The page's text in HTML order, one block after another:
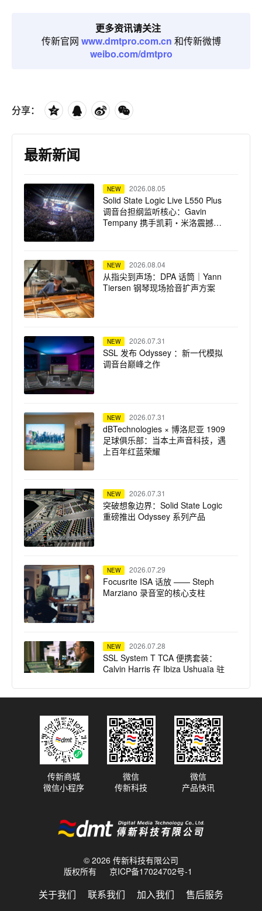
更多资讯请关注
传新官网 www.dmtpro.com.cn 和传新微博
weibo.com/dmtpro
分享：
最新新闻
NEW 2026.08.05
Solid State Logic Live L550 Plus
调音台担纲监听核心：Gavin
Tempany 携手凯莉・米洛震撼巡
NEW 2026.08.04
从指尖到声场：DPA 话筒｜Yann
Tiersen 钢琴现场拾音扩声方案
NEW 2026.07.31
SSL 发布 Odyssey ：新一代模拟
调音台巅峰之作
NEW 2026.07.31
dBTechnologies × 博洛尼亚 1909
足球俱乐部：当本土声音科技，遇
上百年红蓝荣耀
NEW 2026.07.31
突破想象边界：Solid State Logic
重磅推出 Odyssey 系列产品
NEW 2026.07.29
Focusrite ISA 话放 —— Steph
Marziano 录音室的核心支柱
NEW 2026.07.28
SSL System T TCA 便携套装：
Calvin Harris 在 Ibiza Ushuaïa 驻
NEW 2026.07.23
dBTechnologies 声震迈阿密：为
龙舌兰小镇注入拉丁不眠夜
津大学全新录音综合体注入纯正模
拟之魂
NEW 2026.07.20
Gen 2 全新一代多效果处理器
© 2026 传新科技有限公司
版权所有
京ICP备17024702号-1
关于我们 联系我们 加入我们 售后服务
传新商城
微信小程序
微信
传新科技
微信
产品快讯